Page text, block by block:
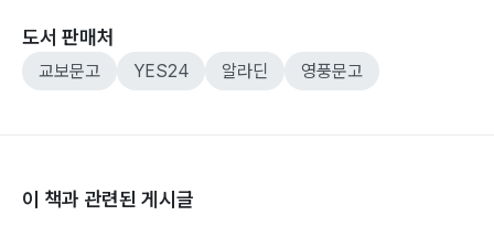
도서 판매처
교보문고 YES24 알라딘 영풍문고
이 책과 관련된 게시글